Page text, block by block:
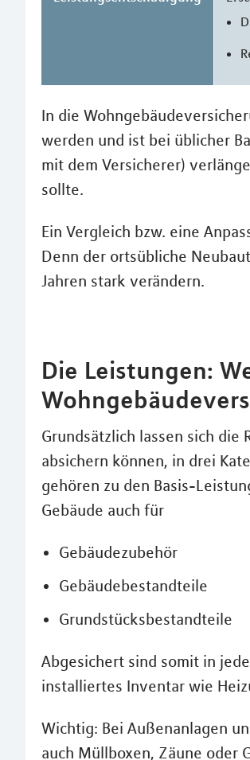
In die
werden und ist bei üblicher
mit dem Versicherer)
sollte.
Ein Vergleich bzw. eine
Denn der ortsübliche
Jahren stark verändern.
Die Leistungen:
Grundsätzlich lassen sich die
absichern können, in drei
gehören zu den Basis-
Gebäude auch für
Gebäudezubehör
Gebäudebestandteile
Grundstücksbestandteile
Abgesichert sind somit in
installiertes Inventar wie
Wichtig: Bei Außenanlagen
auch Müllboxen, Zäune oder